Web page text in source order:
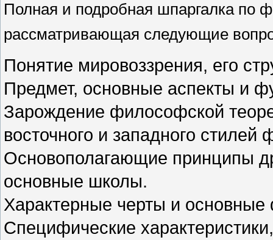
Полная и подробная шпаргалка по
рассматривающая следующие
Понятие мировоззрения, его
Предмет, основные аспекты и
Зарождение философской
восточного и западного
Основополагающие принципы
основные школы.
Характерные черты и
Специфические